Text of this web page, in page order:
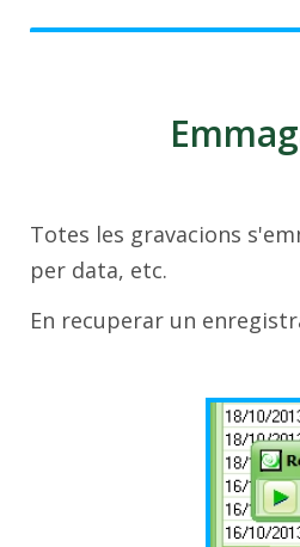
Totes les gravacions
per data, etc.
En recuperar un